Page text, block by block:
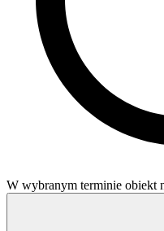
W wybranym terminie obiekt